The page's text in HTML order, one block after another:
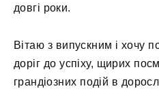
довгі роки.
Вітаю з випускним і хочу
доріг до успіху, щирих
грандіозних подій в